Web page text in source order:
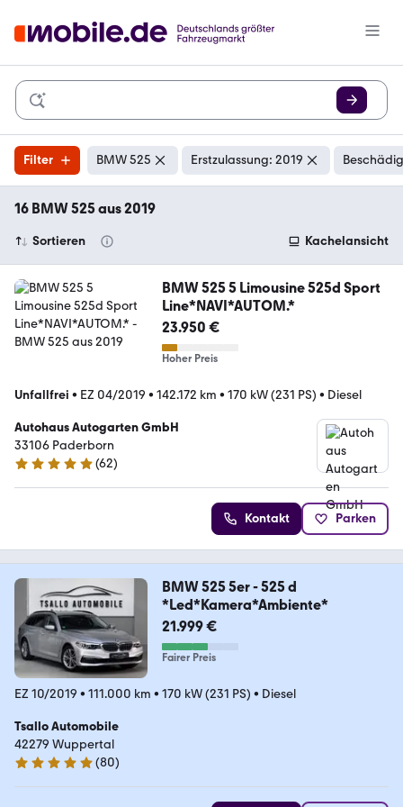
Filter BMW 525 Erstzulassung: 2019
16 BMW 525 aus 2019
Sortieren Kachelansicht
BMW 525 5 Limousine 525d Sport
Line*NAVI*AUTOM.*
23.950 €
Hoher Preis
Unfallfrei • EZ 04/2019 • 142.172 km • 170 kW (231 PS) • Diesel
Autohaus Autogarten GmbH
33106 Paderborn
5 Sterne
(62)
Kontakt Parken
BMW 525 5er - 525 d
*Led*Kamera*Ambiente*
21.999 €
Fairer Preis
EZ 10/2019 • 111.000 km • 170 kW (231 PS) • Diesel
Tsallo Automobile
42279 Wuppertal
4.8 Sterne
(80)